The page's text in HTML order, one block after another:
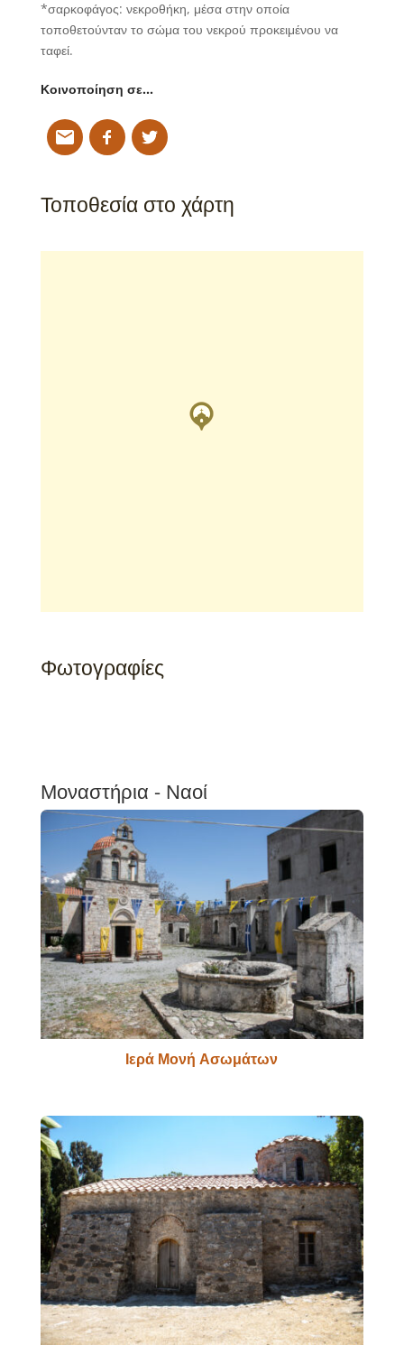
*σαρκοφάγος: νεκροθήκη, μέσα στην οποία
τοποθετούνταν το σώμα του νεκρού προκειμένου να
ταφεί.
Κοινοποίηση σε…
Τοποθεσία στο χάρτη
Φωτογραφίες
Μοναστήρια - Ναοί
Ιερά Μονή Ασωμάτων